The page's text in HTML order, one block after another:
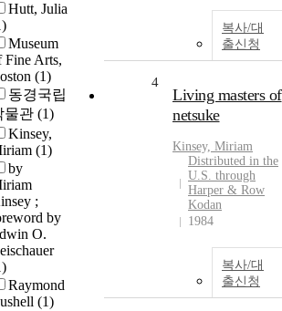
Hutt, Julia
Museum
Fine Arts,
(1)
동경국립
물관 (1)
Kinsey,
(1)
by
;
by
O.
Raymond
(1)
복사/대
출신청
4
Living masters of
netsuke
Kinsey, Miriam
Distributed in the
U.S. through
Harper & Row
Kodan
1984
복사/대
출신청